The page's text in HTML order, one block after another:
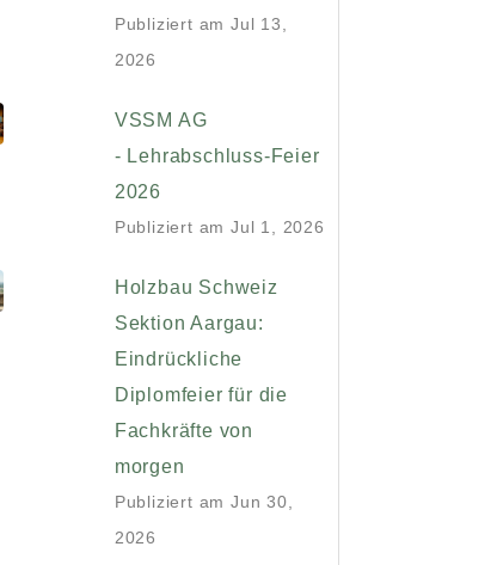
Publiziert am Jul 13,
2026
VSSM AG
- Lehrabschluss-Feier
2026
Publiziert am Jul 1, 2026
Holzbau Schweiz
Sektion Aargau:
Eindrückliche
Diplomfeier für die
Fachkräfte von
morgen
Publiziert am Jun 30,
2026